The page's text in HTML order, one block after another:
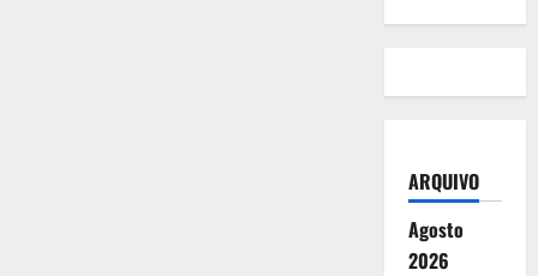
ARQUIVO
Agosto
2026